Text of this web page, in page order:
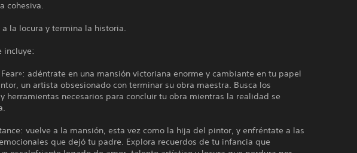
cohesiva.
a la locura y termina la historia.
incluye:
Fear»: adéntrate en una mansión victoriana enorme y cambiante en tu papel
un artista obsesionado con terminar su obra maestra. Busca los
herramientas necesarios para concluir tu obra mientras la realidad se
vuelve a la mansión, esta vez como la hija del pintor, y enfréntate a las
que dejó tu padre. Explora recuerdos de tu infancia que